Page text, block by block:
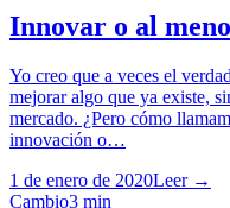
Innovar o al
Yo creo que a veces el
mejorar algo que ya existe,
mercado. ¿Pero cómo
innovación o…
1 de enero de 2020Leer →
Cambio3 min